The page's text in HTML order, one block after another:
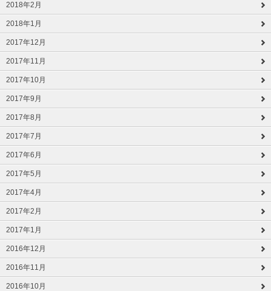
2018年2月
2018年1月
2017年12月
2017年11月
2017年10月
2017年9月
2017年8月
2017年7月
2017年6月
2017年5月
2017年4月
2017年2月
2017年1月
2016年12月
2016年11月
2016年10月